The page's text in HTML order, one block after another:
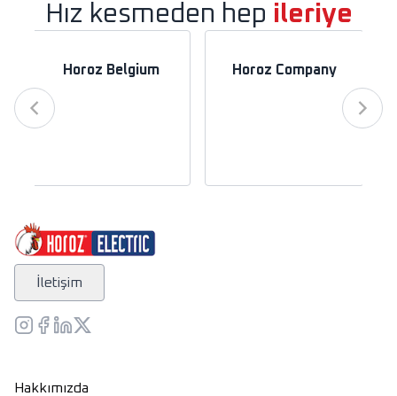
Hız kesmeden hep ileriye
Horoz Belgium Horoz Company
İletişim
Hakkımızda